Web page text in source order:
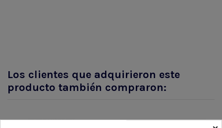
Los clientes que adquirieron este
producto también compraron: